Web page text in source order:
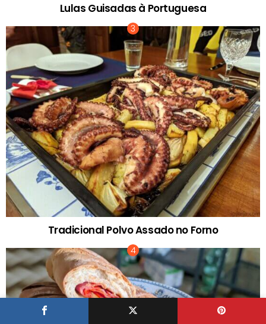
Lulas Guisadas à Portuguesa
Tradicional Polvo Assado no Forno